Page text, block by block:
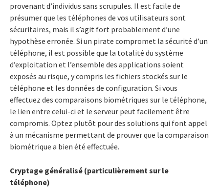
provenant d’individus sans scrupules. Il est facile de
présumer que les téléphones de vos utilisateurs sont
sécuritaires, mais il s’agit fort probablement d’une
hypothèse erronée. Si un pirate compromet la sécurité d’un
téléphone, il est possible que la totalité du système
d’exploitation et l’ensemble des applications soient
exposés au risque, y compris les fichiers stockés sur le
téléphone et les données de configuration. Si vous
effectuez des comparaisons biométriques sur le téléphone,
le lien entre celui-ci et le serveur peut facilement être
compromis. Optez plutôt pour des solutions qui font appel
à un mécanisme permettant de prouver que la comparaison
biométrique a bien été effectuée.
Cryptage généralisé (particulièrement sur le
téléphone)